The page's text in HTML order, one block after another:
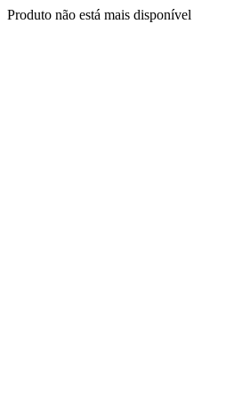
Produto não está mais disponível